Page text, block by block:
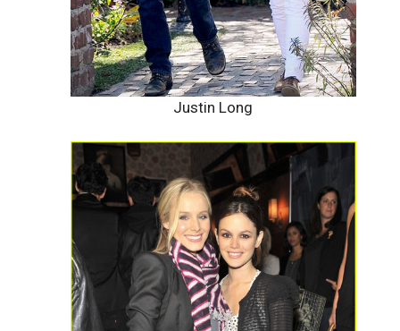
Justin Long